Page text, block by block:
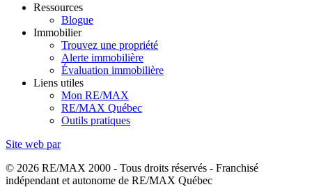
Ressources
Blogue
Immobilier
Trouvez une propriété
Alerte immobilière
Évaluation immobilière
Liens utiles
Mon RE/MAX
RE/MAX Québec
Outils pratiques
Site web par
© 2026 RE/MAX 2000 - Tous droits réservés - Franchisé
indépendant et autonome de RE/MAX Québec